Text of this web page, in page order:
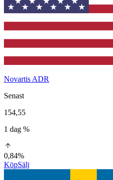
Novartis ADR
Senast
154,55
1 dag %
0,84%
KöpSälj